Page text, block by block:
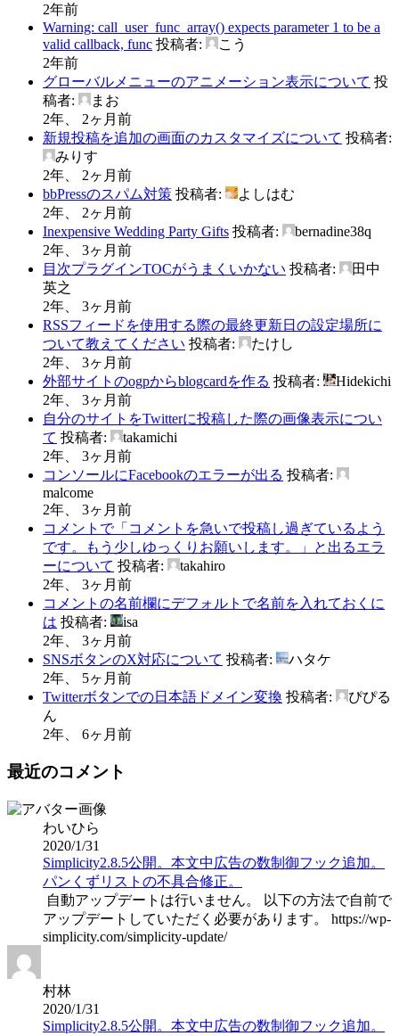
2年前
Warning: call_user_func_array() expects parameter 1 to be a
valid callback, func 投稿者:
こう
2年前
グローバルメニューのアニメーション表示について 投
稿者:
まお
2年、 2ヶ月前
新規投稿を追加の画面のカスタマイズについて 投稿者:
みりす
2年、 2ヶ月前
bbPressのスパム対策 投稿者:
よしはむ
2年、 2ヶ月前
Inexpensive Wedding Party Gifts 投稿者:
bernadine38q
2年、 3ヶ月前
目次プラグインTOCがうまくいかない 投稿者:
田中
英之
2年、 3ヶ月前
RSSフィードを使用する際の最終更新日の設定場所に
ついて教えてください 投稿者:
たけし
2年、 3ヶ月前
外部サイトのogpからblogcardを作る 投稿者:
Hidekichi
2年、 3ヶ月前
自分のサイトをTwitterに投稿した際の画像表示につい
て 投稿者:
takamichi
2年、 3ヶ月前
コンソールにFacebookのエラーが出る 投稿者:
malcome
2年、 3ヶ月前
コメントで「コメントを急いで投稿し過ぎているよう
です。もう少しゆっくりお願いします。」と出るエラ
ーについて 投稿者:
takahiro
2年、 3ヶ月前
コメントの名前欄にデフォルトで名前を入れておくに
は 投稿者:
isa
2年、 3ヶ月前
SNSボタンのX対応について 投稿者:
ハタケ
2年、 5ヶ月前
Twitterボタンでの日本語ドメイン変換 投稿者:
ぴぴる
ん
2年、 6ヶ月前
最近のコメント
わいひら
2020/1/31
Simplicity2.8.5公開。本文中広告の数制御フック追加。
パンくずリストの不具合修正。
自動アップデートは行いません。 以下の方法で自前で
アップデートしていただく必要があります。 https://wp-
simplicity.com/simplicity-update/
村林
2020/1/31
Simplicity2.8.5公開。本文中広告の数制御フック追加。